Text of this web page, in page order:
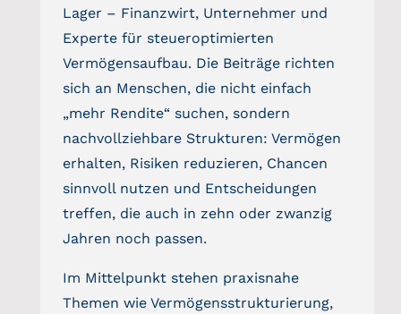
FINANCEAPP
Suche
nach:
Lager – Finanzwirt, Unternehmer und
Experte für steueroptimierten
Vermögensaufbau. Die Beiträge richten
sich an Menschen, die nicht einfach
„mehr Rendite“ suchen, sondern
nachvollziehbare Strukturen: Vermögen
erhalten, Risiken reduzieren, Chancen
sinnvoll nutzen und Entscheidungen
treffen, die auch in zehn oder zwanzig
Jahren noch passen.
Im Mittelpunkt stehen praxisnahe
Themen wie Vermögensstrukturierung,